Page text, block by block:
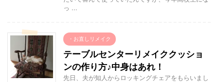
っ ...
・お直しリメイク
テーブルセンターリメイククッショ
ンの作り方♪中身はあれ！
先日、夫が知人からロッキングチェアをもらいまし